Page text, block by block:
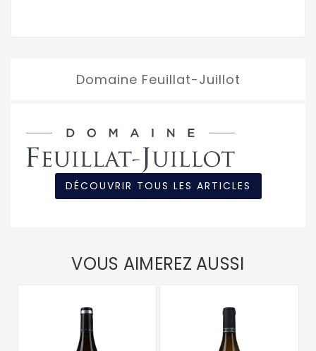
Domaine Feuillat-Juillot
DÉCOUVRIR TOUS LES ARTICLES
VOUS AIMEREZ AUSSI